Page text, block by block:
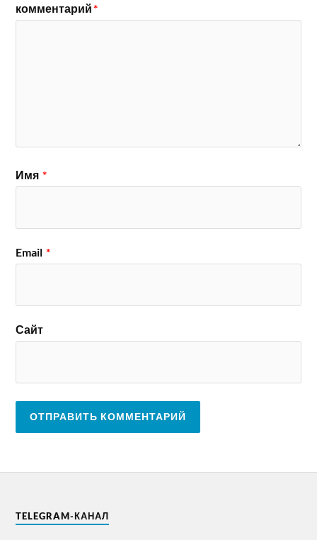
комментарий*
Имя *
Email *
Сайт
TELEGRAM-КАНАЛ